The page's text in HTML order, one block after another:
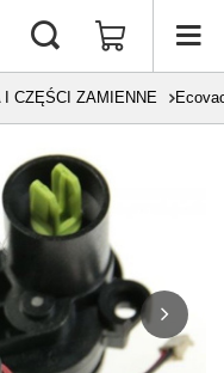
I CZĘŚCI ZAMIENNE